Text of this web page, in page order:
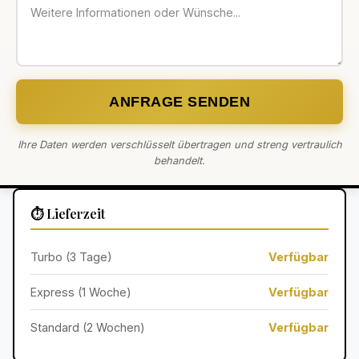
ANFRAGE SENDEN
Ihre Daten werden verschlüsselt übertragen und streng vertraulich
behandelt.
⏱️ Lieferzeit
Turbo (3 Tage) Verfügbar
Express (1 Woche) Verfügbar
Standard (2 Wochen) Verfügbar